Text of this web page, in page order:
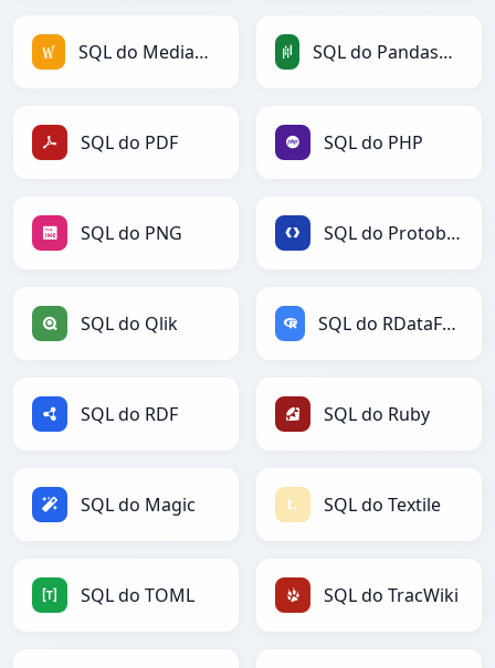
SQL do MediaWiki SQL do PandasDataFrame
SQL do PDF SQL do PHP
SQL do PNG SQL do Protobuf
SQL do Qlik SQL do RDataFrame
SQL do RDF SQL do Ruby
SQL do Magic SQL do Textile
SQL do TOML SQL do TracWiki